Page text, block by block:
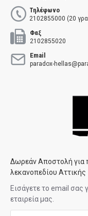
Τηλέφωνο
2102855000 (20
Φαξ
2102855020
Email
paradox-
Δωρεάν Αποστολή για
λεκανοπεδίου Αττικής
Εισάγετε το email σας
εταιρεία μας.